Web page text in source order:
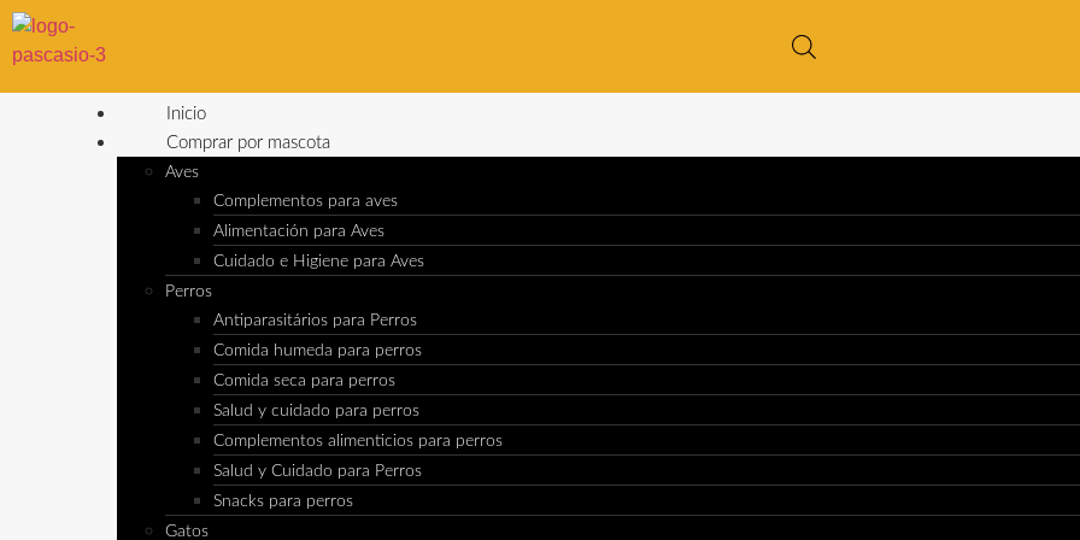
Inicio
Comprar por mascota
Aves
Complementos para aves
Alimentación para Aves
Cuidado e Higiene para Aves
Perros
Antiparasitários para Perros
Comida humeda para perros
Comida seca para perros
Salud y cuidado para perros
Complementos alimenticios para perros
Salud y Cuidado para Perros
Snacks para perros
Gatos